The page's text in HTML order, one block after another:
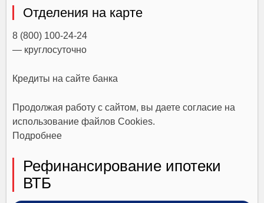
Отделения на карте
8 (800) 100-24-24
— круглосуточно
Кредиты на сайте банка
Продолжая работу с сайтом, вы даете согласие на
использование файлов Cookies.
Подробнее
Рефинансирование ипотеки
ВТБ